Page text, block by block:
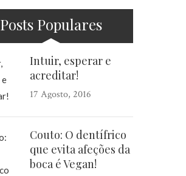
Posts Populares
Intuir, esperar e
acreditar!
17 Agosto, 2016
Couto: O dentífrico
que evita afeções da
boca é Vegan!